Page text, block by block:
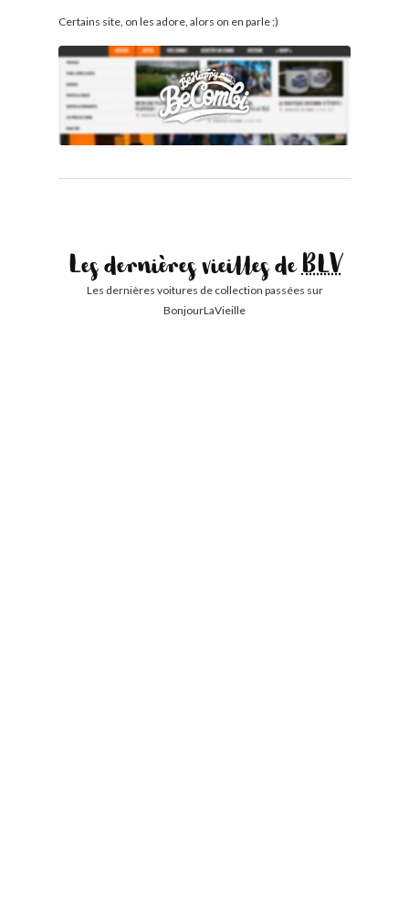
Certains site, on les adore, alors on en parle ;)
Les dernières vieilles deBLV
Les dernières voitures de collection passées sur
BonjourLaVieille